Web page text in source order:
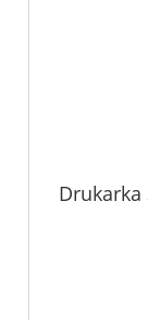
Drukarka